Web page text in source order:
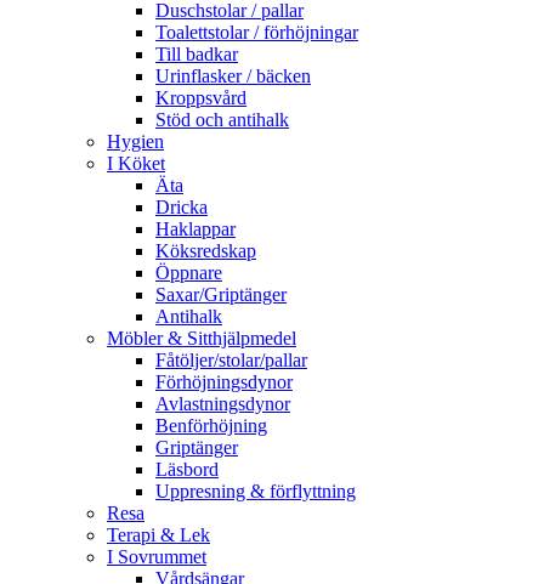
Duschstolar / pallar
Toalettstolar / förhöjningar
Till badkar
Urinflasker / bäcken
Kroppsvård
Stöd och antihalk
Hygien
I Köket
Äta
Dricka
Haklappar
Köksredskap
Öppnare
Saxar/Griptänger
Antihalk
Möbler & Sitthjälpmedel
Fåtöljer/stolar/pallar
Förhöjningsdynor
Avlastningsdynor
Benförhöjning
Griptänger
Läsbord
Uppresning & förflyttning
Resa
Terapi & Lek
I Sovrummet
Vårdsängar